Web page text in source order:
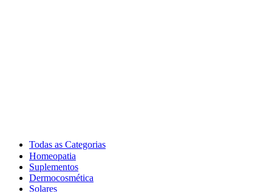
Todas as Categorias
Homeopatia
Suplementos
Dermocosmética
Solares